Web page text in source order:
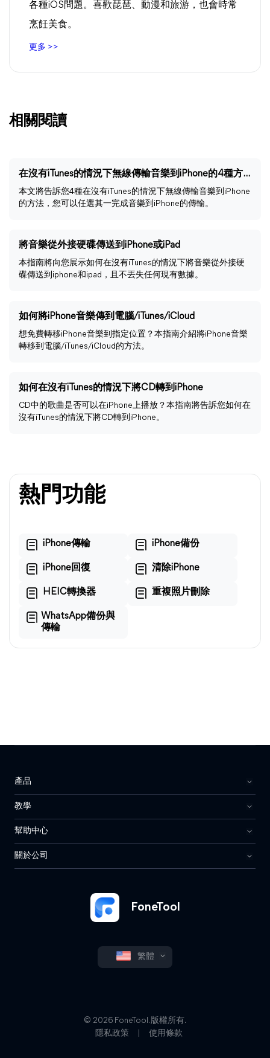
各種iOS問題。喜歡琵琶、動漫和旅游，也會時常
烹飪美食。
更多 >>
相關閱讀
在沒有iTunes的情況下無線傳輸音樂到iPhone的4種方法
本文將告訴您4種在沒有iTunes的情況下無線傳輸音樂到iPhone
的方法，您可以任選其一完成音樂到iPhone的傳輸。
將音樂從外接硬碟傳送到iPhone或iPad
本指南將向您展示如何在沒有iTunes的情況下將音樂從外接硬
碟傳送到iphone和ipad，且不丟失任何現有數據。
如何將iPhone音樂傳到電腦/iTunes/iCloud
想免費轉移iPhone音樂到指定位置？本指南介紹將iPhone音樂
轉移到電腦/iTunes/iCloud的方法。
如何在沒有iTunes的情況下將CD轉到iPhone
CD中的歌曲是否可以在iPhone上播放？本指南將告訴您如何在
沒有iTunes的情況下將CD轉到iPhone。
熱門功能
iPhone傳輸 iPhone備份
iPhone回復 清除iPhone
HEIC轉換器 重複照片刪除
WhatsApp備份與
傳輸
FoneTool
繁體
產品
教學
幫助中心
關於公司
© 2026 FoneTool. 版權所有.
隱私政策
使用條款